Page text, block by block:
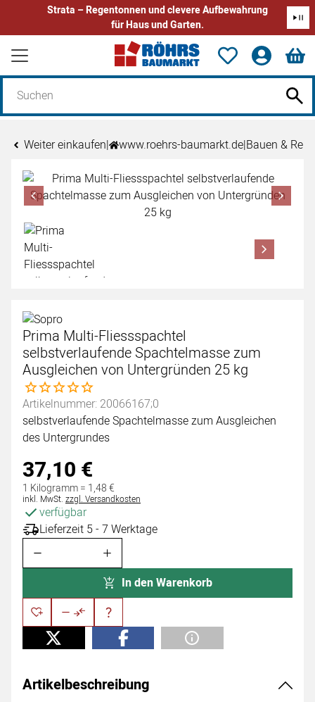
Strata – Regentonnen und clevere Aufbewahrung
für Haus und Garten.
Zum Hauptinhalt springen
Weiter einkaufen| www.roehrs-baumarkt.de|Bauen &
Produktgalerie
Zur Kaufbox springen
Prima Multi-Fliessspachtel
selbstverlaufende Spachtelmasse zum
Ausgleichen von Untergründen 25 kg
Noch keine Bewertungen abgegeben
Artikelnummer: 20066167;0
selbstverlaufende Spachtelmasse zum Ausgleichen
des Untergrundes
37,10 €
1 Kilogramm = 1,48€
Steuerhinweis:
inkl. MwSt. zzgl. Versandkosten
verfügbar
Lieferzeit 5 - 7 Werktage
In den Warenkorb
Artikelbeschreibung